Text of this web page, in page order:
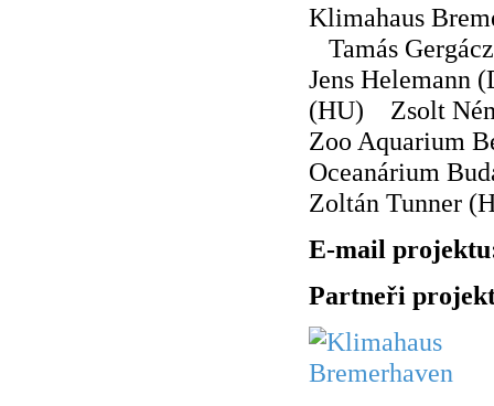
Klimahaus
Tamás
Jens Helemann
(HU) Zsolt
Zoo Aquarium
Oceanárium
Zoltán Tunner
E-mail projektu
Partneři